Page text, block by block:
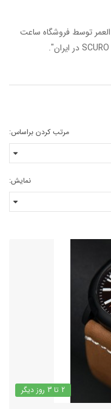
العمر توسط فروشگاه ساعت
.
مرتب کردن براساس:
نمایش:
2 تا 3 روز دیگر